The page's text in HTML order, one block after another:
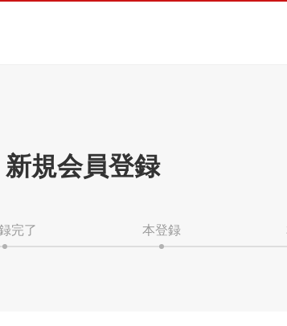
新規会員登録
完了 本登録